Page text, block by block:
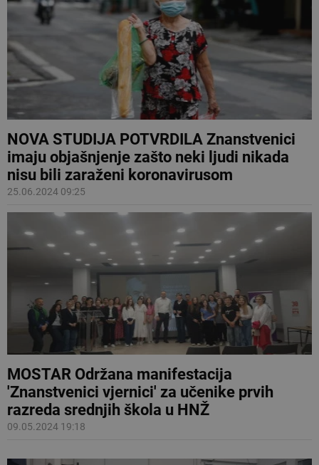
NOVA STUDIJA POTVRDILA Znanstvenici
imaju objašnjenje zašto neki ljudi nikada
nisu bili zaraženi koronavirusom
25.06.2024 09:25
MOSTAR Održana manifestacija
'Znanstvenici vjernici' za učenike prvih
razreda srednjih škola u HNŽ
09.05.2024 19:18